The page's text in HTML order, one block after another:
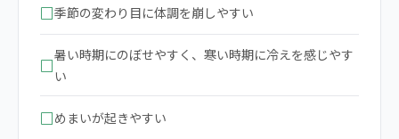
□季節の変わり目に体調を崩しやすい
□暑い時期にのぼせやすく、寒い時期に冷えを感じやす
い
□めまいが起きやすい